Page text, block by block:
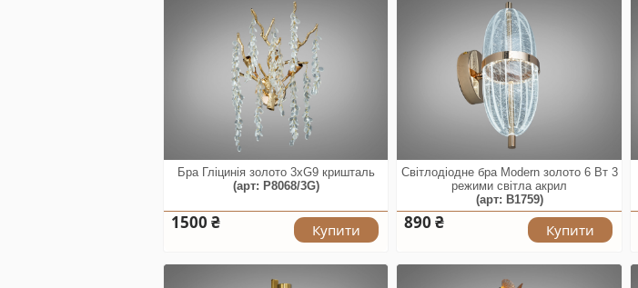
Бра Гліцинія золото 3xG9 кришталь
(арт: P8068/3G)
1500 ₴ Купити
Світлодіодне бра Modern золото 6 Вт 3
режими світла акрил
(арт: B1759)
890 ₴ Купити